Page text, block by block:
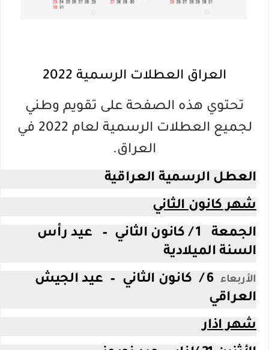
العراق العطلات الرسمية 2022
تحتوي هذه الصفحة على تقويم وطني
لجميع العطلات الرسمية لعام 2022 في
العراق.
العطل الرسمية العراقية
شهر كانون الثاني
الجمعة 1 / كانون الثاني – عيد رأس
السنة الميلادية
الأربعاء
6 / كانون الثاني – عيد الجيش
العراقي
شهر اذار